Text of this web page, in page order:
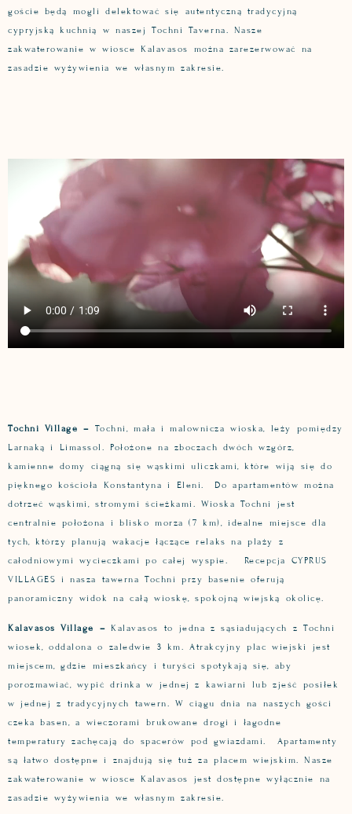
goście będą mogli delektować się autentyczną tradycyjną
cypryjską kuchnią w naszej Tochni Taverna. Nasze
zakwaterowanie w wiosce Kalavasos można zarezerwować na
zasadzie wyżywienia we własnym zakresie.
Tochni Village – Tochni, mała i malownicza wioska, leży pomiędzy
Larnaką i Limassol. Położone na zboczach dwóch wzgórz,
kamienne domy ciągną się wąskimi uliczkami, które wiją się do
pięknego kościoła Konstantyna i Eleni. Do apartamentów można
dotrzeć wąskimi, stromymi ścieżkami. Wioska Tochni jest
centralnie położona i blisko morza (7 km), idealne miejsce dla
tych, którzy planują wakacje łączące relaks na plaży z
całodniowymi wycieczkami po całej wyspie. Recepcja CYPRUS
VILLAGES i nasza tawerna Tochni przy basenie oferują
panoramiczny widok na całą wioskę, spokojną wiejską okolicę.
Kalavasos Village – Kalavasos to jedna z sąsiadujących z Tochni
wiosek, oddalona o zaledwie 3 km. Atrakcyjny plac wiejski jest
miejscem, gdzie mieszkańcy i turyści spotykają się, aby
porozmawiać, wypić drinka w jednej z kawiarni lub zjeść posiłek
w jednej z tradycyjnych tawern. W ciągu dnia na naszych gości
czeka basen, a wieczorami brukowane drogi i łagodne
temperatury zachęcają do spacerów pod gwiazdami. Apartamenty
są łatwo dostępne i znajdują się tuż za placem wiejskim. Nasze
zakwaterowanie w wiosce Kalavasos jest dostępne wyłącznie na
zasadzie wyżywienia we własnym zakresie.